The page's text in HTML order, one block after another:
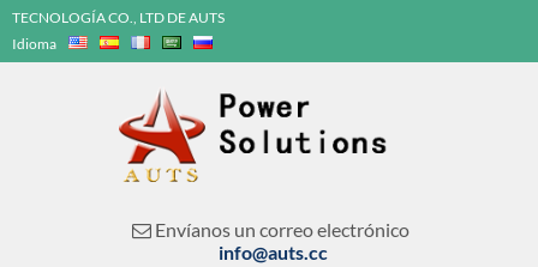
TECNOLOGÍA CO., LTD DE AUTS
Idioma
 Envíanos un correo electrónico
info@auts.cc